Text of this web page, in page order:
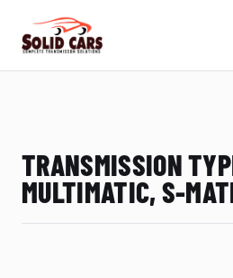
TRANSMISSION
MULTIMATIC, S-